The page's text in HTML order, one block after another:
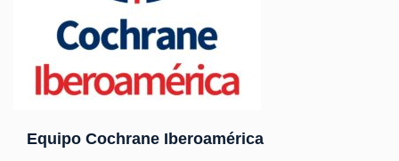
Equipo Cochrane Iberoamérica